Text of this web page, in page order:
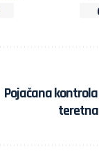
Pojačana
teretna